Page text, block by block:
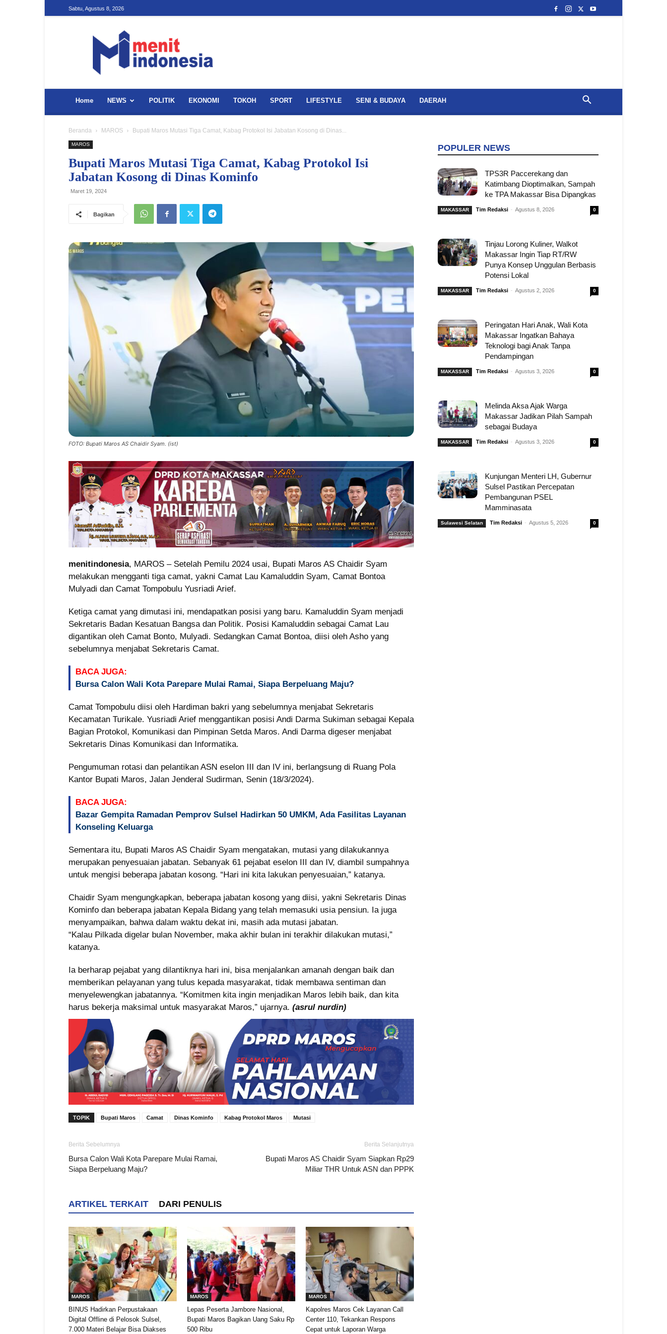
Sabtu, Agustus 8, 2026
Indonesia
Home NEWS POLITIK EKONOMI TOKOH SPORT LIFESTYLE SENI & BUDAYA DAERAH
Beranda MAROS Bupati Maros Mutasi Tiga Camat, Kabag Protokol Isi Jabatan Kosong di Dinas...
MAROS
Bupati Maros Mutasi Tiga Camat, Kabag Protokol Isi
Jabatan Kosong di Dinas Kominfo
Maret 19, 2024
Bagikan
FOTO: Bupati Maros AS Chaidir Syam. (ist)
menitindonesia, MAROS – Setelah Pemilu 2024 usai, Bupati Maros AS Chaidir Syam
melakukan mengganti tiga camat, yakni Camat Lau Kamaluddin Syam, Camat Bontoa
Mulyadi dan Camat Tompobulu Yusriadi Arief.
Ketiga camat yang dimutasi ini, mendapatkan posisi yang baru. Kamaluddin Syam menjadi
Sekretaris Badan Kesatuan Bangsa dan Politik. Posisi Kamaluddin sebagai Camat Lau
digantikan oleh Camat Bonto, Mulyadi. Sedangkan Camat Bontoa, diisi oleh Asho yang
sebelumnya menjabat Sekretaris Camat.
BACA JUGA:
Bursa Calon Wali Kota Parepare Mulai Ramai, Siapa Berpeluang Maju?
Camat Tompobulu diisi oleh Hardiman bakri yang sebelumnya menjabat Sekretaris
Kecamatan Turikale. Yusriadi Arief menggantikan posisi Andi Darma Sukiman sebagai Kepala
Bagian Protokol, Komunikasi dan Pimpinan Setda Maros. Andi Darma digeser menjabat
Sekretaris Dinas Komunikasi dan Informatika.
Pengumuman rotasi dan pelantikan ASN eselon III dan IV ini, berlangsung di Ruang Pola
Kantor Bupati Maros, Jalan Jenderal Sudirman, Senin (18/3/2024).
BACA JUGA:
Bazar Gempita Ramadan Pemprov Sulsel Hadirkan 50 UMKM, Ada Fasilitas Layanan
Konseling Keluarga
Sementara itu, Bupati Maros AS Chaidir Syam mengatakan, mutasi yang dilakukannya
merupakan penyesuaian jabatan. Sebanyak 61 pejabat eselon III dan IV, diambil sumpahnya
untuk mengisi beberapa jabatan kosong. “Hari ini kita lakukan penyesuaian,” katanya.
Chaidir Syam mengungkapkan, beberapa jabatan kosong yang diisi, yakni Sekretaris Dinas
Kominfo dan beberapa jabatan Kepala Bidang yang telah memasuki usia pensiun. Ia juga
menyampaikan, bahwa dalam waktu dekat ini, masih ada mutasi jabatan.
“Kalau Pilkada digelar bulan November, maka akhir bulan ini terakhir dilakukan mutasi,”
katanya.
Ia berharap pejabat yang dilantiknya hari ini, bisa menjalankan amanah dengan baik dan
memberikan pelayanan yang tulus kepada masyarakat, tidak membawa sentiman dan
menyelewengkan jabatannya. “Komitmen kita ingin menjadikan Maros lebih baik, dan kita
harus bekerja maksimal untuk masyarakat Maros,” ujarnya. (asrul nurdin)
TOPIK Bupati Maros Camat Dinas Kominfo Kabag Protokol Maros Mutasi
Berita Sebelumnya
Bursa Calon Wali Kota Parepare Mulai Ramai,
Siapa Berpeluang Maju?
Berita Selanjutnya
Bupati Maros AS Chaidir Syam Siapkan Rp29
Miliar THR Untuk ASN dan PPPK
ARTIKEL TERKAIT DARI PENULIS
MAROS
BINUS Hadirkan Perpustakaan
Digital Offline di Pelosok Sulsel,
7.000 Materi Belajar Bisa Diakses
MAROS
Lepas Peserta Jambore Nasional,
Bupati Maros Bagikan Uang Saku Rp
500 Ribu
MAROS
Kapolres Maros Cek Layanan Call
Center 110, Tekankan Respons
Cepat untuk Laporan Warga
POPULER NEWS
TPS3R Paccerekang dan
Katimbang Dioptimalkan, Sampah
ke TPA Makassar Bisa Dipangkas
MAKASSAR Tim Redaksi - Agustus 8, 2026 0
Tinjau Lorong Kuliner, Walkot
Makassar Ingin Tiap RT/RW
Punya Konsep Unggulan Berbasis
Potensi Lokal
MAKASSAR Tim Redaksi - Agustus 2, 2026 0
Peringatan Hari Anak, Wali Kota
Makassar Ingatkan Bahaya
Teknologi bagi Anak Tanpa
Pendampingan
MAKASSAR Tim Redaksi - Agustus 3, 2026 0
Melinda Aksa Ajak Warga
Makassar Jadikan Pilah Sampah
sebagai Budaya
MAKASSAR Tim Redaksi - Agustus 3, 2026 0
Kunjungan Menteri LH, Gubernur
Sulsel Pastikan Percepatan
Pembangunan PSEL
Mamminasata
Sulawesi Selatan Tim Redaksi - Agustus 5, 2026 0